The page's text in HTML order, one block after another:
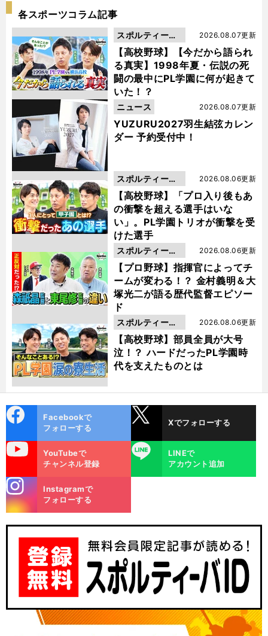
各スポーツコラム記事
【高校野球】【今だから語られ
る真実】1998年夏・伝説の死
闘の最中にPL学園に何が起きて
いた！？
2026.08.07更新
スポルティーバ
動画
YUZURU2027羽生結弦カレン
ダー 予約受付中！
2026.08.07更新
ニュース
【高校野球】「プロ入り後もあ
の衝撃を超える選手はいな
い」。PL学園トリオが衝撃を受
けた選手
2026.08.06更新
スポルティーバ
動画
【プロ野球】指揮官によってチ
ームが変わる！？ 金村義明＆大
塚光二が語る歴代監督エピソー
ド
2026.08.06更新
スポルティーバ
動画
【高校野球】部員全員が大号
泣！？ ハードだったPL学園時
代を支えたものとは
2026.08.06更新
スポルティーバ
動画
ok
Facebookで
フォローする
Xでフォローする
YouTubeで
チャンネル登録
LINE
LINEで
アカウント追加
m
Instagramで
フォローする